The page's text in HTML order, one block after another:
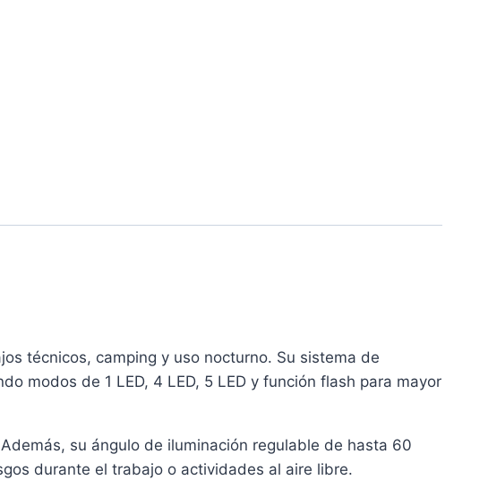
técnicos, camping y uso nocturno. Su sistema de
modos de 1 LED, 4 LED, 5 LED y función flash para mayor
su ángulo de iluminación regulable de hasta 60
durante el trabajo o actividades al aire libre.